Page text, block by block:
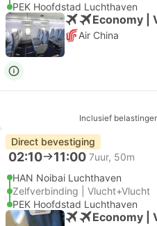
PEK Hoofdstad Luchthaven
Economy |
Air China
Inclusief
Direct bevestiging
02:10 11:00 7uur, 50m
HAN Noibai Luchthaven
Zelfverbinding | Vlucht+Vlucht
PEK Hoofdstad Luchthaven
Economy |